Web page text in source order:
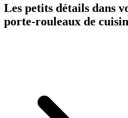
Les petits détails dans
porte-rouleaux de